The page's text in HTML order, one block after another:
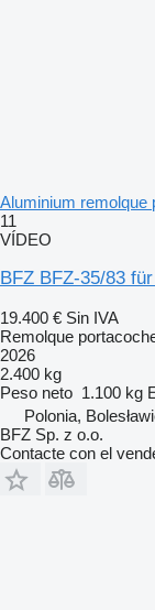
Aluminium remolque
11
VÍDEO
BFZ BFZ-35/83
19.400 € Sin IVA
Remolque
2026
2.400 kg
Peso neto 1.100 kg
Polonia,
BFZ Sp. z o.o.
Contacte con el